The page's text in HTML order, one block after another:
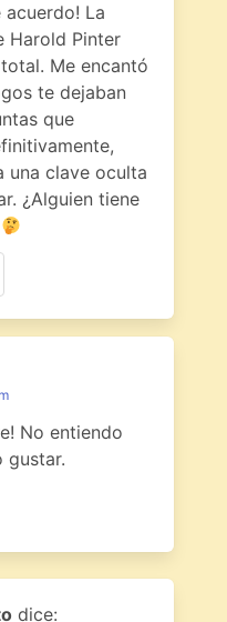
acuerdo! La
Harold Pinter
Me encantó
te dejaban
que
una clave oculta
¿Alguien tiene
No entiendo
gustar.
dice: